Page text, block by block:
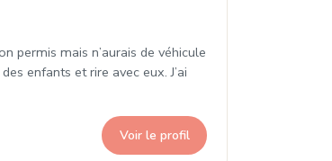
permis mais n’aurais de véhicule
enfants et rire avec eux. J’ai
Voir le profil